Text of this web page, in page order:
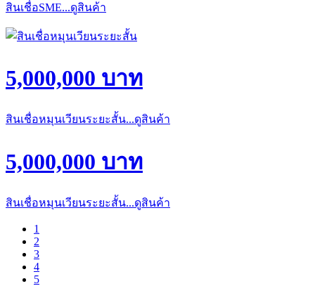
สินเชื่อSME...ดูสินค้า
5,000,000 บาท
สินเชื่อหมุนเวียนระยะสั้น...ดูสินค้า
5,000,000 บาท
สินเชื่อหมุนเวียนระยะสั้น...ดูสินค้า
1
2
3
4
5